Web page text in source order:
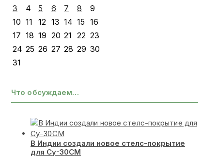
3
4 5 6 7 8
9
10 11 12 13 14 15 16
17 18 19 20 21 22 23
24 25 26 27 28 29 30
31
Что обсуждаем…
В Индии создали новое стелс-покрытие
для Су-30СМ